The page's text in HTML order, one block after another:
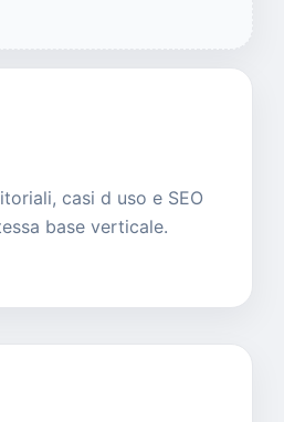
casi d uso e SEO
base verticale.